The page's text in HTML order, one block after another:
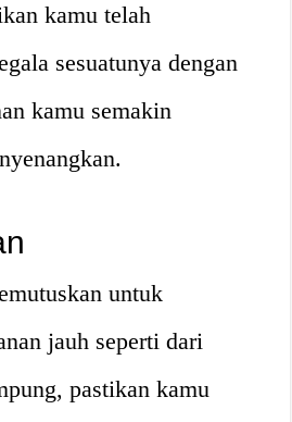
kamu telah
sesuatunya dengan
kamu semakin
untuk
jauh seperti dari
pastikan kamu